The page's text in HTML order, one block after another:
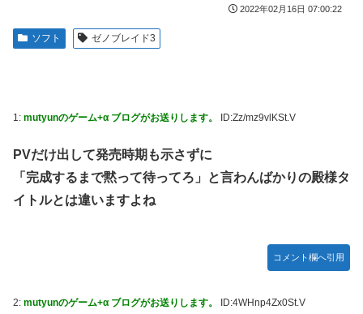
【画像】田中みな実さん、妊娠中とは思えないヒール姿で登
者」自認
【緊急】お笑いジャングルポケット斉藤慎二被告に懲役7年
の求刑←これ…
【悲報】人気配信者「はっきり言う、ジャングリア沖縄ほん
とーーーーーーーーにおもんない！！！！」→炎上
海外「全部日本の真似だったのか…」 日本の普通のテレビ
【画像】田中みな実さん、妊娠中とは思えないヒール姿で登
場してしまう
ｗ
薬剤処方…被災者向け大浴場も！
【悲報】コメ農家「高市総理には愛想尽かした」売値は生産
原価の半分以下に…肥料代や燃料代は高騰「今年でやめる」
【悲報】かつての「快楽天」が微妙になったわけｗｗｗｗｗ
【有能】政府「トラックはサービスエリア利用有料化すれば
2022年02月16日 07:00:22
ソフト ゼノブレイド3
1: mutyunのゲーム+α ブログがお送りします。 ID:Zz/mz9vlKSt.V
PVだけ出して発売時期も示さずに
「完成するまで黙って待ってろ」と言わんばかりの殿様タ
イトルとは違いますよね
コメント欄へ引用
2: mutyunのゲーム+α ブログがお送りします。 ID:4WHnp4Zx0St.V